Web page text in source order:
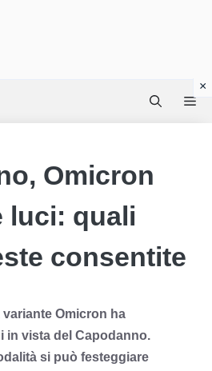
Omicron
luci: quali
consentite
variante Omicron ha
in vista del Capodanno.
si può festeggiare